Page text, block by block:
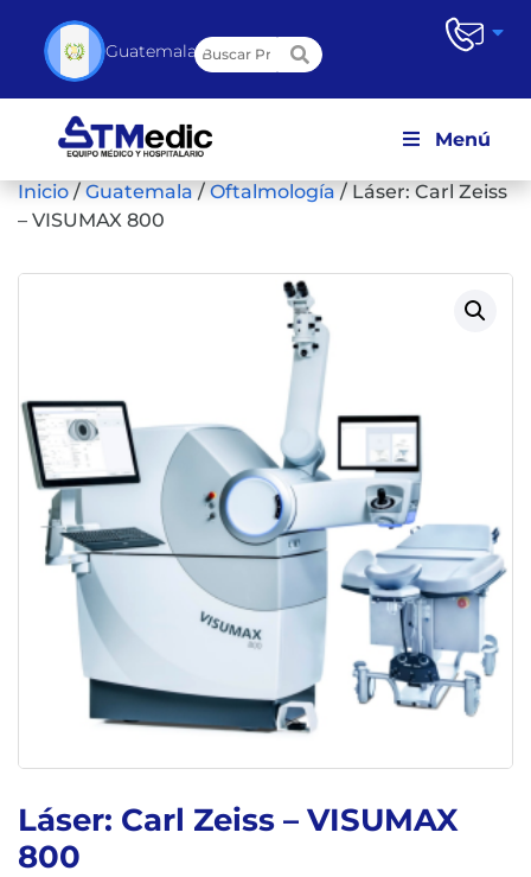
Guatemala▼
Menú
Inicio/Guatemala/Oftalmología/Láser: Carl Zeiss
– VISUMAX 800
Láser: Carl Zeiss – VISUMAX
800